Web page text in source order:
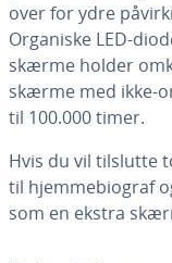
over for ydre
Organiske LED-
skærme holder
skærme med ikke-
til 100.000 timer.
Hvis du vil tilslutte
til hjem­me­bi­o­graf
som en ekstra